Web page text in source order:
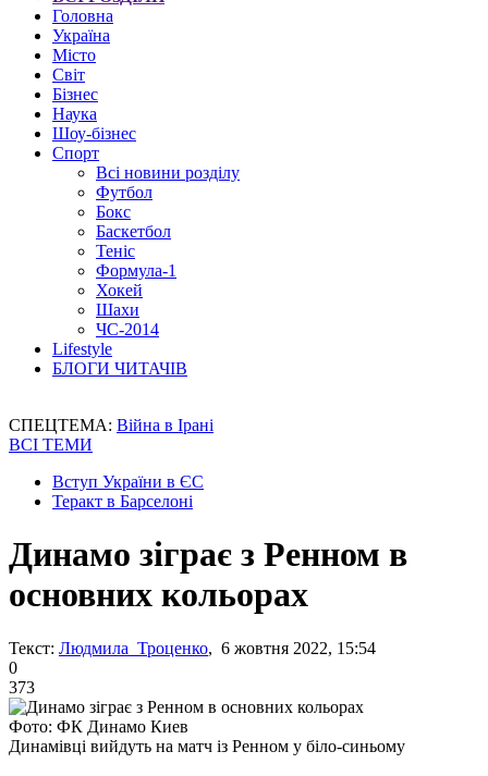
Головна
Україна
Місто
Світ
Бізнес
Наука
Шоу-бізнес
Спорт
Всі новини розділу
Футбол
Бокс
Баскетбол
Теніс
Формула-1
Хокей
Шахи
ЧС-2014
Lifestyle
БЛОГИ ЧИТАЧІВ
СПЕЦТЕМА: Війна в Ірані
ВСІ ТЕМИ
Вступ України в ЄС
Теракт в Барселоні
Динамо зіграє з Ренном в
основних кольорах
Текст: Людмила Троценко, 6 жовтня 2022, 15:54
0
373
Фото: ФК Динамо Киев
Динамівці вийдуть на матч із Ренном у біло-синьому